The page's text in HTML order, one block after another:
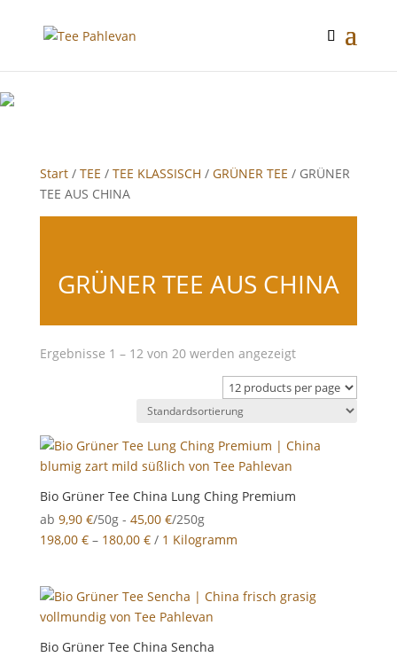
Start/ TEE / TEE KLASSISCH / GRÜNER TEE / GRÜNER
TEE AUS CHINA
GRÜNER TEE AUS CHINA
Ergebnisse 1 – 12 von 20 werden angezeigt
Bio Grüner Tee China Lung Ching Premium
ab 9,90 €/50g - 45,00 €/250g
198,00 €– 180,00 €/ 1 Kilogramm
Bio Grüner Tee China Sencha